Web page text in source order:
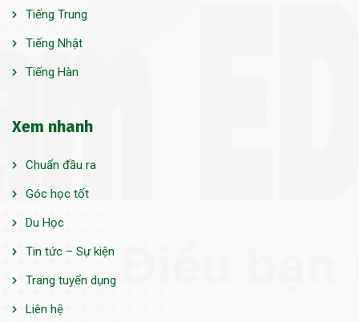
Tiếng Trung
Tiếng Nhật
Tiếng Hàn
Xem nhanh
Chuẩn đầu ra
Góc học tốt
Du Học
Tin tức – Sự kiện
Trang tuyển dụng
Liên hệ